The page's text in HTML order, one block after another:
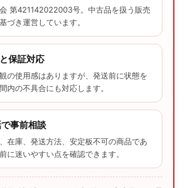
第421142022003号。中古品を扱う販売
づき運営しています。
保証対応
の使用感はありますが、発送前に状態を
内の不具合にも対応します。
事前相談
在庫、発送方法、安定板不可の商品であ
に迷いやすい点を確認できます。